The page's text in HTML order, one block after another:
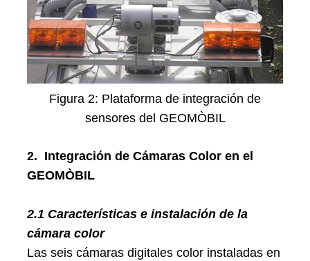
Figura 2: Plataforma de integración de
sensores del GEOMÒBIL
2. Integración de Cámaras Color en el
GEOMÒBIL
2.1 Características e instalación de la
cámara color
Las seis cámaras digitales color instaladas en